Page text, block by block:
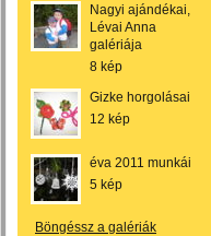
Nagyi ajándékai,
Lévai Anna
galériája
8 kép
Gizke horgolásai
12 kép
éva 2011 munkái
5 kép
Böngéssz a galériák